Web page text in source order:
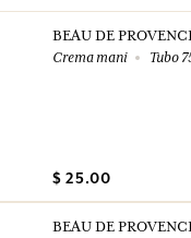
BEAU DE
Crema mani
Tubo
$ 25.00
BEAU DE